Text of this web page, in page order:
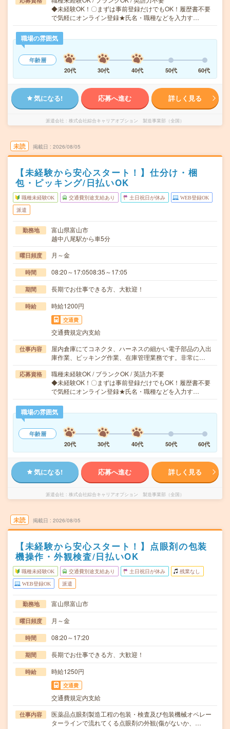
◆未経験OK！〇まずは事前登録だけでもOK！履歴書不要
で気軽にオンライン登録★氏名・職種などを入力す…
職場の雰囲気
年齢層
20代
30代 40代 50代 60代
気になる! 応募へ進む 詳しく見る
派遣会社 株式会社綜合キャリアオプション 製造事業部（全国）
未読 掲載日 2026/08/05
【未経験から安心スタート！】仕分け・梱
包・ピッキング/日払いOK
職種未経験OK 交通費別途支給あり 土日祝日が休み WEB登録OK
派遣
勤務地
富山県富山市
越中八尾駅から車5分
曜日頻度 月～金
時間 08:20～17:0508:35～17:05
期間 長期でお仕事できる方、大歓迎！
時給 時給1200円
交通費
交通費規定内支給
仕事内容
屋内倉庫にてコネクタ、ハーネスの細かい電子部品の入出
庫作業、ピッキング作業、在庫管理業務です。非常に…
応募資格
職種未経験OK / ブランクOK / 英語力不要
◆未経験OK！〇まずは事前登録だけでもOK！履歴書不要
で気軽にオンライン登録★氏名・職種などを入力す…
職場の雰囲気
年齢層
20代
30代 40代 50代 60代
気になる! 応募へ進む 詳しく見る
派遣会社 株式会社綜合キャリアオプション 製造事業部（全国）
未読 掲載日 2026/08/05
【未経験から安心スタート！】点眼剤の包装
機操作・外観検査/日払いOK
職種未経験OK 交通費別途支給あり 土日祝日が休み 残業なし
WEB登録OK 派遣
勤務地 富山県富山市
曜日頻度 月～金
時間 08:20～17:20
期間 長期でお仕事できる方、大歓迎！
時給 時給1250円
交通費
交通費規定内支給
仕事内容
医薬品点眼剤製造工程の包装・検査及び包装機械オペレー
ターラインで流れてくる点眼剤の外観(傷がないか、…